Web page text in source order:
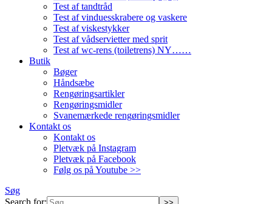
Test af tandtråd
Test af vinduesskrabere og vaskere
Test af viskestykker
Test af vådservietter med sprit
Test af wc-rens (toiletrens) NY……
Butik
Bøger
Håndsæbe
Rengøringsartikler
Rengøringsmidler
Svanemærkede rengøringsmidler
Kontakt os
Kontakt os
Pletvæk på Instagram
Pletvæk på Facebook
Følg os på Youtube >>
Søg
Search for: